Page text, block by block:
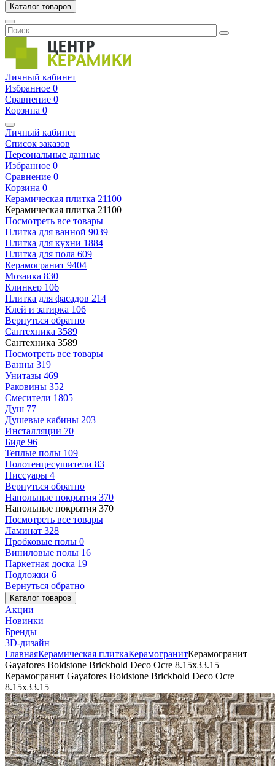
Каталог товаров
Личный кабинет
Избранное 0
Сравнение 0
Корзина 0
Личный кабинет
Список заказов
Персональные данные
Избранное 0
Сравнение 0
Корзина 0
Керамическая плитка 21100
Керамическая плитка 21100
Посмотреть все товары
Плитка для ванной 9039
Плитка для кухни 1884
Плитка для пола 609
Керамогранит 9404
Мозаика 830
Клинкер 106
Плитка для фасадов 214
Клей и затирка 106
Вернуться обратно
Сантехника 3589
Сантехника 3589
Посмотреть все товары
Ванны 319
Унитазы 469
Раковины 352
Смесители 1805
Душ 77
Душевые кабины 203
Инсталляции 70
Биде 96
Теплые полы 109
Полотенцесушители 83
Писсуары 4
Вернуться обратно
Напольные покрытия 370
Напольные покрытия 370
Посмотреть все товары
Ламинат 328
Пробковые полы 0
Виниловые полы 16
Паркетная доска 19
Подложки 6
Вернуться обратно
Каталог товаров
Акции
Новинки
Бренды
3D-дизайн
ГлавнаяКерамическая плиткаКерамогранитКерамогранит
Gayafores Boldstone Brickbold Deco Ocre 8.15x33.15
Керамогранит Gayafores Boldstone Brickbold Deco Ocre
8.15x33.15